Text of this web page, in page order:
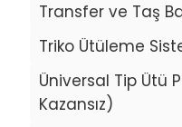
Transfer ve Taş
Triko Ütüleme
Üniversal Tip Ütü
Kazansız)